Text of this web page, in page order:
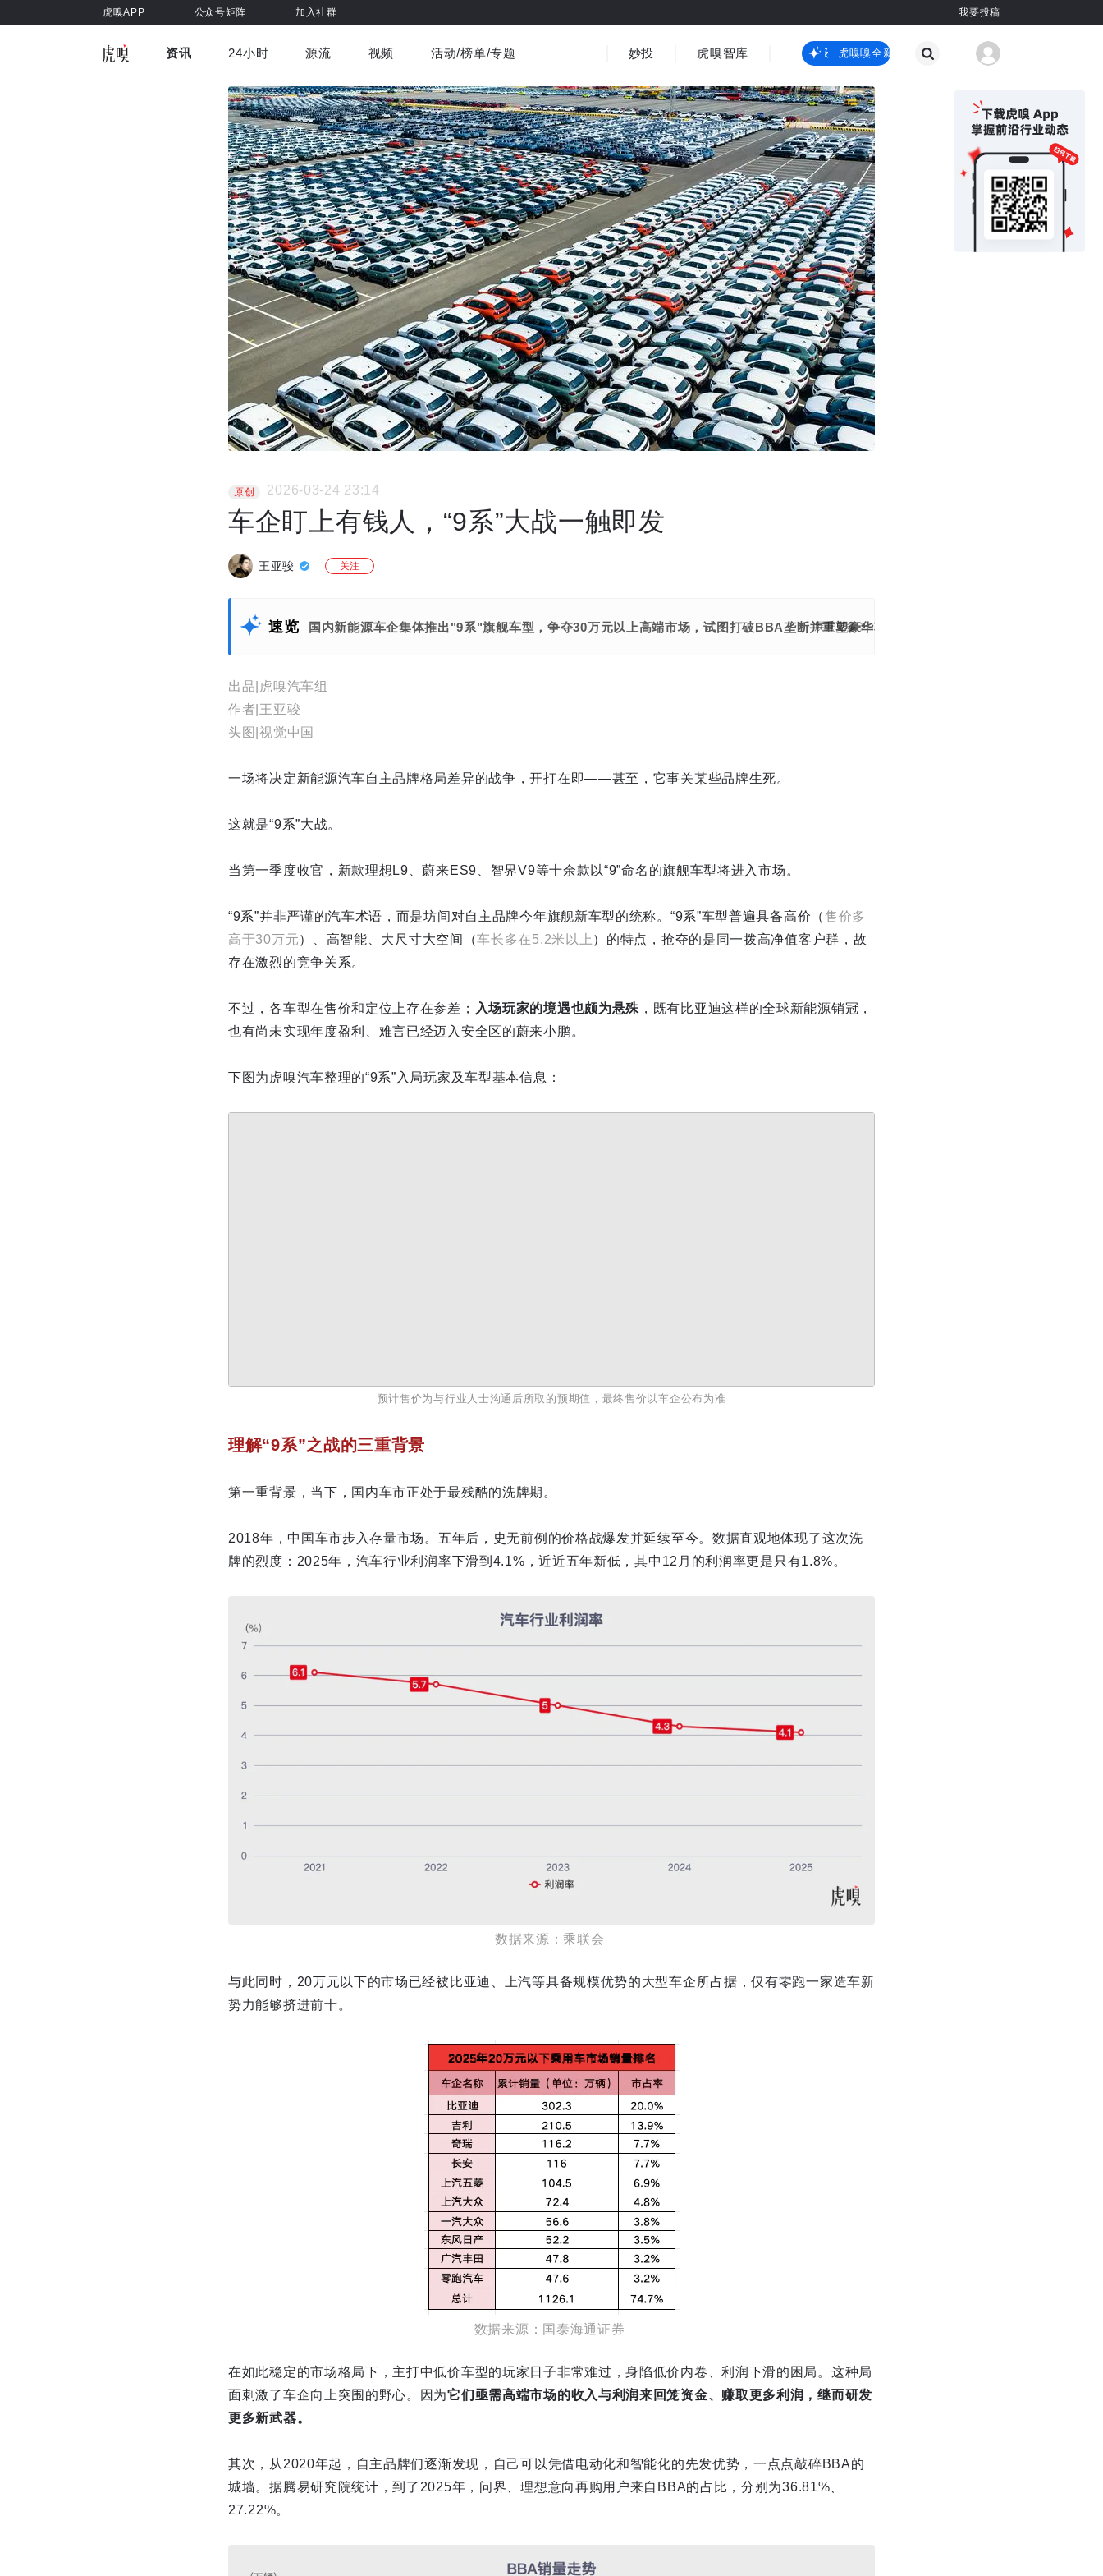
虎嗅APP 公众号矩阵 加入社群 我要投稿
资讯
车与出行 商业消费 社会文化 金融财经 出海
国际热点
健康 书影音 医疗 3C数码 观点 其他
24小时 源流 视频
虎嗅视界 视频精选
活动/榜单/专题 妙投 虎嗅智库 虎嗅嗅全新升级 虎嗅嗅全新升级
原创 2026-03-24 23:14
车企盯上有钱人，“9系”大战一触即发
王亚骏 关注
速览 国内新能源车企集体推出"9系"旗舰车型，争夺30万元以上高端市场，试图打破BBA垄断并重塑豪华车定义权，这场战役将决定自主品牌未
展开更多
出品|虎嗅汽车组
作者|王亚骏
头图|视觉中国
一场将决定新能源汽车自主品牌格局差异的战争，开打在即——甚至，它事关某些品牌生死。
这就是“9系”大战。
当第一季度收官，新款理想L9、蔚来ES9、智界V9等十余款以“9”命名的旗舰车型将进入市场。
“9系”并非严谨的汽车术语，而是坊间对自主品牌今年旗舰新车型的统称。“9系”车型普遍具备高价（售价多
高于30万元）、高智能、大尺寸大空间（车长多在5.2米以上 ）的特点，抢夺的是同一拨高净值客户群，故
存在激烈的竞争关系。
不过，各车型在售价和定位上存在参差； 入场玩家的境遇也颇为悬殊 ，既有比亚迪这样的全球新能源销冠，
也有尚未实现年度盈利、难言已经迈入安全区的蔚来小鹏。
下图为虎嗅汽车整理的“9系”入局玩家及车型基本信息：
预计售价为与行业人士沟通后所取的预期值，最终售价以车企公布为准
理解“9系”之战的三重背景
第一重背景，当下，国内车市正处于最残酷的洗牌期。
2018年，中国车市步入存量市场。五年后，史无前例的价格战爆发并延续至今。数据直观地体现了这次洗
牌的烈度：2025年，汽车行业利润率下滑到4.1%，近近五年新低，其中12月的利润率更是只有1.8%。
数据来源：乘联会
与此同时，20万元以下的市场已经被比亚迪、上汽等具备规模优势的大型车企所占据，仅有零跑一家造车新
势力能够挤进前十。
数据来源：国泰海通证券
在如此稳定的市场格局下，主打中低价车型的玩家日子非常难过，身陷低价内卷、利润下滑的困局。这种局
面刺激了车企向上突围的野心。因为它们亟需高端市场的收入与利润来回笼资金、赚取更多利润，继而研发
更多新武器。
其次，从2020年起，自主品牌们逐渐发现，自己可以凭借电动化和智能化的先发优势，一点点敲碎BBA的
城墙。据腾易研究院统计，到了2025年，问界、理想意向再购用户来自BBA的占比，分别为36.81%、
27.22%。